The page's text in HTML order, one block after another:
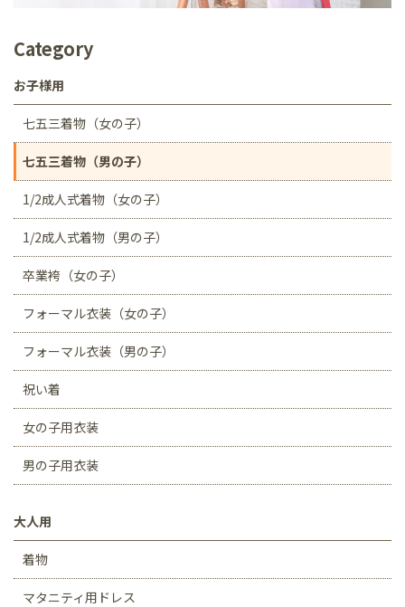
Category
お子様用
七五三着物（女の子）
七五三着物（男の子）
1/2成人式着物（女の子）
1/2成人式着物（男の子）
卒業袴（女の子）
フォーマル衣装（女の子）
フォーマル衣装（男の子）
祝い着
女の子用衣装
男の子用衣装
大人用
着物
マタニティ用ドレス